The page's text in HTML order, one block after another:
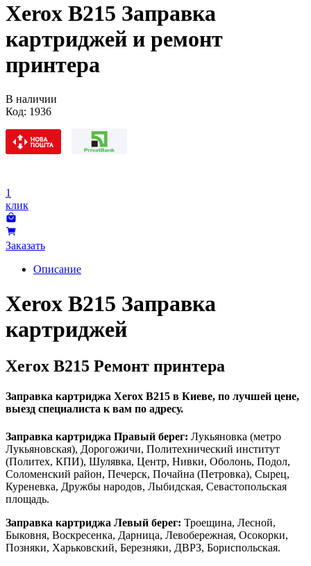
Xerox B215 Заправка
картриджей и ремонт
принтера
В наличии
Код: 1936
1
клик
Заказать
Описание
Xerox B215 Заправка
картриджей
Xerox B215 Ремонт принтера
Заправка картриджа Xerox B215 в Киеве, по лучшей цене,
выезд специалиста к вам по адресу.
Заправка картриджа Правый берег: Лукьяновка (метро
Лукьяновская), Дорогожичи, Политехнический институт
(Политех, КПИ), Шулявка, Центр, Нивки, Оболонь, Подол,
Соломенский район, Печерск, Почайна (Петровка), Сырец,
Куреневка, Дружбы народов, Лыбидская, Севастопольская
площадь.
Заправка картриджа Левый берег: Троещина, Лесной,
Быковня, Воскресенка, Дарница, Левобережная, Осокорки,
Позняки, Харьковский, Березняки, ДВРЗ, Бориспольская.